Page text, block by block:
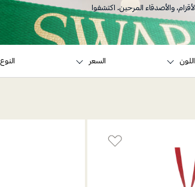
والأصدقاء المرحين. اكتشفوا
اللون السعر النوع